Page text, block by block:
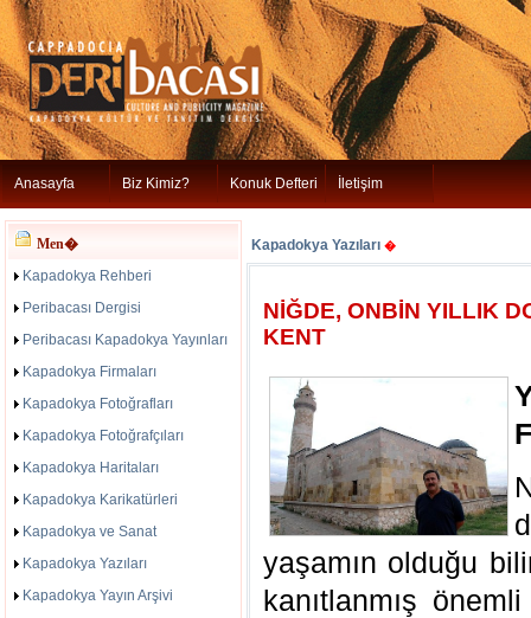
Anasayfa Biz Kimiz? Konuk Defteri İletişim
Men�
Kapadokya Rehberi
Peribacası Dergisi
Peribacası Kapadokya Yayınları
Kapadokya Firmaları
Kapadokya Fotoğrafları
Kapadokya Fotoğrafçıları
Kapadokya Haritaları
Kapadokya Karikatürleri
Kapadokya ve Sanat
Kapadokya Yazıları
Kapadokya Yayın Arşivi
Kapadokya Yazıları �
NİĞDE, ONBİN YILLIK
KENT
yaşamın olduğu
kanıtlanmış